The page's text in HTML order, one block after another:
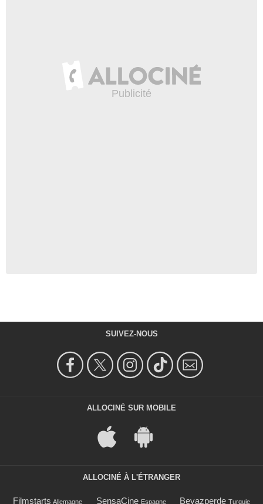
SUIVEZ-NOUS
ALLOCINÉ SUR MOBILE
ALLOCINÉ À L'ÉTRANGER
Filmstarts Allemagne SensaCine Espagne Beyazperde Turquie